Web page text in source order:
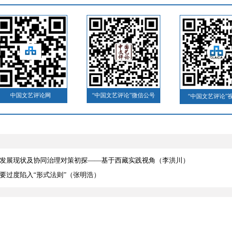
中国文艺评论网 “中国文艺评论”微信公号 “中国文艺评论”
展现状及协同治理对策初探——基于西藏实践视角（李洪川）
过度陷入“形式法则”（张明浩）